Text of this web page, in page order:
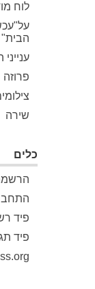
לוח
הבית"
ענייני
פרוזה
שירה
כלים
פיד
פיד